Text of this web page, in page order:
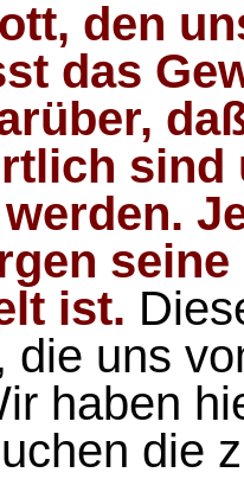
den
das
sind
ist.
die uns
haben
die